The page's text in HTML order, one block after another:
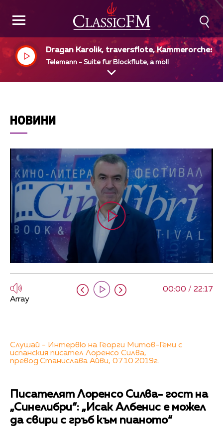
Dragan Karolik, traversflote,
"Telemann", Eitelfriedrich Thom, dir
Telemann - Suite fur Blockflute, a moll
НОВИНИ
00:00 / 22:17
Array
Слушай - Интервю на Георги Митов-Геми с
испанския писател Лоренсо Силва,
превод:Станислава Айви, 07.10.2019г.
Писателят Лоренсо Силва- гост на
„Синелибри“: „Исак Албенис е можел
да свири с гръб към пианото“